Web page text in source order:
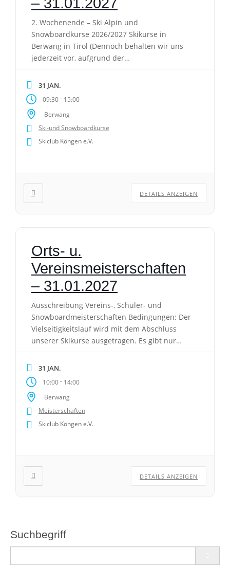
2. Wochenende – Ski Alpin und
Snowboardkurse 2026/2027 Skikurse in
Berwang in Tirol (Dennoch behalten wir uns
jederzeit vor, aufgrund der
kurzfristig zu wechseln). Achtung! Seit letztem
Jahr bieten wir keine Busanreise mehr an.
Bitte die Anreise selber organisieren.
Kurszeiten: Kursdauer: 9:30 Uhr – 12:00 Uhr
und 13:00 Uhr – 15:00 […]
31 JAN.
09:30- 15:00
Berwang
Ski-und Snowboardkurse
Skiclub Köngen e.V.
DETAILS ANZEIGEN
Orts- u.
Vereinsmeisterschaften
– 31.01.2027
Ausschreibung Vereins-, Schüler- und
Snowboardmeisterschaften Bedingungen: Der
Vielseitigkeitslauf wird mit dem Abschluss
unserer Skikurse ausgetragen. Es gibt nur
Gruppensieger. Vereins-. Schüler- oder
Snowboardmeister (in) ist derjenige, der von
allen Teilnehmern die beste Laufzeit hat.
Preise: Die ersten drei einer Gruppe erhalten
jeweils eine Medaille. Die Schülermeisterin
und der Schülermeister sowie […]
31 JAN.
10:00- 14:00
Berwang
Meisterschaften
Skiclub Köngen e.V.
DETAILS ANZEIGEN
Suchbegriff